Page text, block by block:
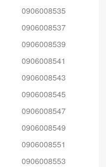
0906008535
0906008537
0906008539
0906008541
0906008543
0906008545
0906008547
0906008549
0906008551
0906008553